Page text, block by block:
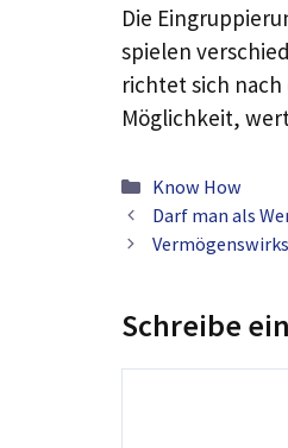
Die
spielen
richtet sich
Möglichkeit,
Kategorien
Know How
Darf man als
Schreibe